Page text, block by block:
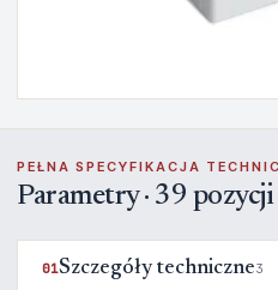
PEŁNA SPECYFIKACJA
Parametry · 39 pozycji
01Szczegóły techniczne3